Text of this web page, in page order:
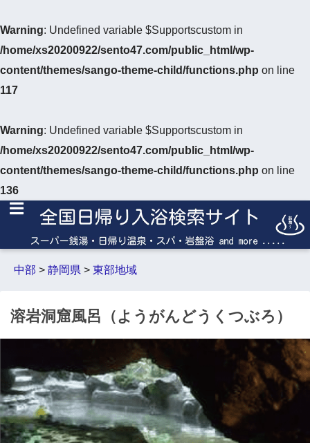
Warning: Undefined variable $Supportscustom in
/home/xs20200922/sento47.com/public_html/wp-
content/themes/sango-theme-child/functions.php on line
117
Warning: Undefined variable $Supportscustom in
/home/xs20200922/sento47.com/public_html/wp-
content/themes/sango-theme-child/functions.php on line
136
中部 > 静岡県 > 東部地域
溶岩洞窟風呂（ようがんどうくつぶろ）